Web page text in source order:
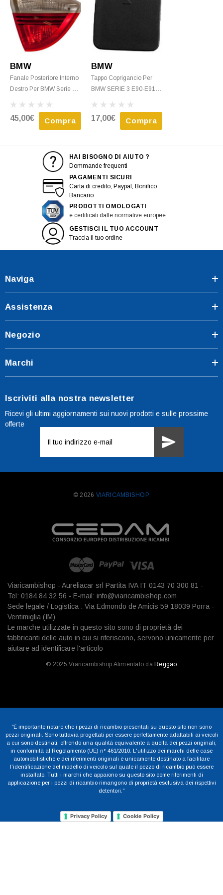
BMW
Fanale Posteriore Interno
Destro Per BMW Serie 3
Bianco/rosso, Mod.
Break, Nuovo
45,00€ Compra
BMW
Tappo Coprigancio Per
BMW SERIE 3 E90-E91
Anteriore Nuovo Da
Verniciare
17,00€ Compra
HAI BISOGNO DI AIUTO ?
Dommande frequenti
PAGAMENTI SICURI
Carta di credito, Paypal, Bonifico
Bancario
PRODOTTI OMOLOGATI
e certificati dalle normative europee
GESTISCI IL TUO ACCOUNT
Traccia il tuo ordine
Naviga
Assistenza
Negozio
Marchi
Iscriviti alla nostra newsletter
Ricevi gli ultimi aggiornamenti sui nuovi prodotti e sulle prossime
offerte
mail
© 2026 VIARICAMBISHOP.
Viaricambishop - Aureliacar srl Partita IVA IT 0143 70 300 81 -
Tel: 0184 84 32 56 - E-mail: info@viaricambishop.com
Sede legale / Logistica : Via Edmondo de Amicis 59 18039 Porra -
Ventimiglia (IM)
Le marche utilizzate in questo sito sono di proprietà dei
fabbricanti delle auto in cui si riferiscono, servono unicamente per
aiutare ad identificare l'articolo
© 2025 Viaricambishop Alimentato da Reggao
"È importante notare che i pezzi di ricambio presentati su questo sito non sono
pezzi originali. Sono tuttavia progettati per essere perfettamente adattabili ai veicoli
a cui sono destinati, offrendo una qualità equivalente a quella dei pezzi originali,
in conformità al Regolamento (UE) n° 461/2010. L'utilizzo dei marchi delle case
automobilistiche e dei riferimenti originali è unicamente destinato a facilitare
l'identificazione del modello di veicolo sul quale il pezzo di ricambio può essere
installato. Tutti i marchi che appaiono su questo sito come riferimenti di
applicazione per i pezzi di ricambio rimangono di proprietà esclusiva dei rispettivi
detentori."
Privacy Policy Cookie Policy